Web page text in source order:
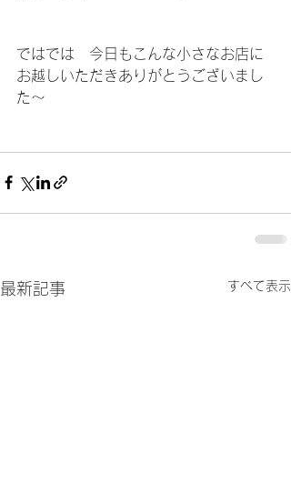
ではでは　今日もこんな小さなお店に
お越しいただきありがとうございまし
た～
最新記事 すべて表示